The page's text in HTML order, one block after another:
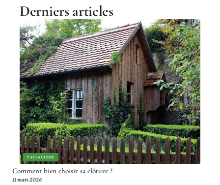
Derniers articles
PAYSAGISME
Comment bien choisir sa clôture ?
11 mars 2026